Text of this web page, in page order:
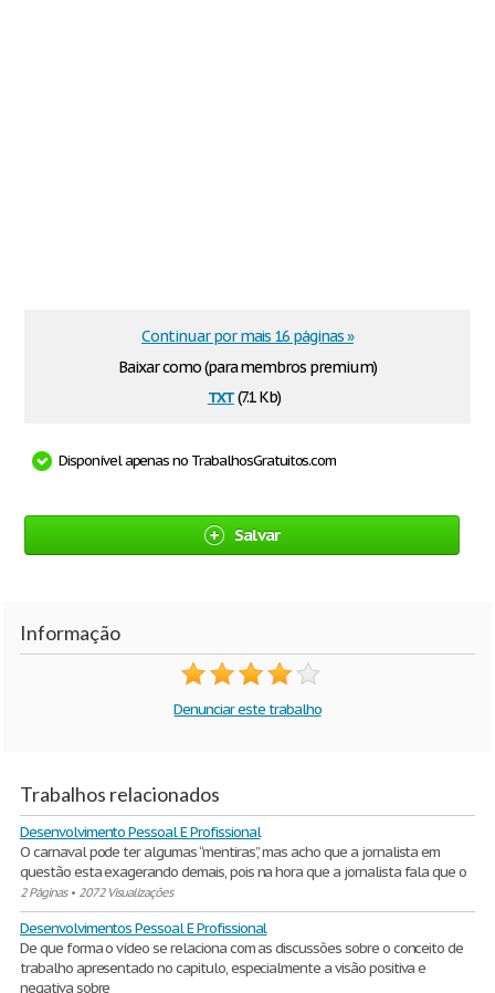
Baixar como (para membros premium)
txt(7.1 Kb)
Continuar por mais 16 páginas »
Disponível apenas no TrabalhosGratuitos.com
Salvar
Informação
Denunciar este trabalho
Trabalhos relacionados
Desenvolvimento Pessoal E Profissional
O carnaval pode ter algumas “mentiras”, mas acho que a jornalista em
questão esta exagerando demais, pois na hora que a jornalista fala que o
2 Páginas• 2072 Visualizações
Desenvolvimentos Pessoal E Profissional
De que forma o vídeo se relaciona com as discussões sobre o conceito de
trabalho apresentado no capitulo, especialmente a visão positiva e
negativa sobre